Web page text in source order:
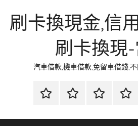
刷卡換現金,信
刷卡換現
汽車借款,機車借款,免留車借錢,
首
當
金
網
資
流
時